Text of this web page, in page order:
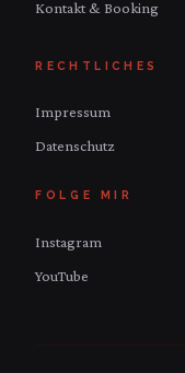
Kontakt & Booking
RECHTLICHES
Impressum
Datenschutz
FOLGE MIR
Instagram
YouTube